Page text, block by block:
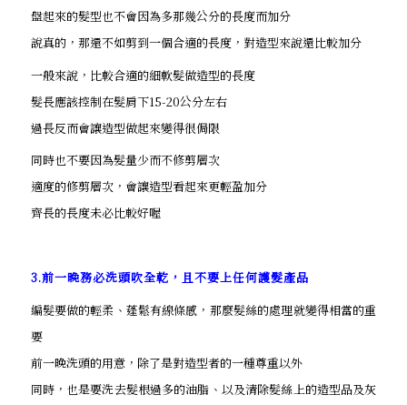
盤起來的髮型也不會因為多那幾公分的長度而加分
說真的，那還不如剪到一個合適的長度，對造型來說還比較加分
一般來說，比較合適的細軟髮做造型的長度
髮長應該控制在髮肩下15-20公分左右
過長反而會讓造型做起來變得很侷限
同時也不要因為髮量少而不修剪層次
適度的修剪層次，會讓造型看起來更輕盈加分
齊長的長度未必比較好喔
3.前一晚務必洗頭吹全乾，且不要上任何護髮產品
編髮要做的輕柔、蓬鬆有線條感，那麼髮絲的處理就變得相當的重
要
前一晚洗頭的用意，除了是對造型者的一種尊重以外
同時，也是要洗去髮根過多的油脂、以及清除髮絲上的造型品及灰